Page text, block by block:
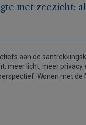
met zeezicht:
aan de
meer licht, meer privacy
Wonen met de
onderscheidt Cumbre